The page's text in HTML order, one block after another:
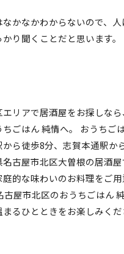
なかなかわからないので、
り聞くことだと思います。
リアで居酒屋をお探しな
ごはん 純情へ。 おうちご
ら徒歩8分、志賀本通駅か
名古屋市北区大曽根の居酒
庭的な味わいのお料理をご
古屋市北区のおうちごはん
るひとときをお楽しみくだ